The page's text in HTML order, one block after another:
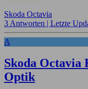
Skoda Octavia
3 Antworten | Letzte
A
Skoda Octavia
Optik